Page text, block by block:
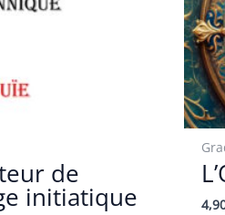
de
initiatique